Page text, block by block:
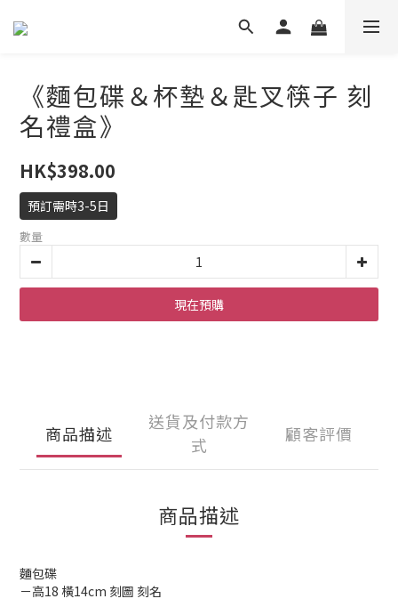
《麵包碟＆杯墊＆匙叉筷子 刻
名禮盒》
HK$398.00
預訂需時3-5日
數量
現在預購
商品描述
送貨及付款方
式
顧客評價
商品描述
麵包碟
－高18 橫14cm 刻圖 刻名